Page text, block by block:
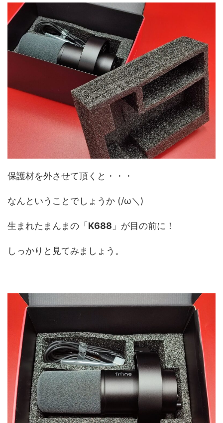
保護材を外させて頂くと・・・
なんということでしょうか (/ω＼)
生まれたまんまの「 K688 」が目の前に！
しっかりと見てみましょう。